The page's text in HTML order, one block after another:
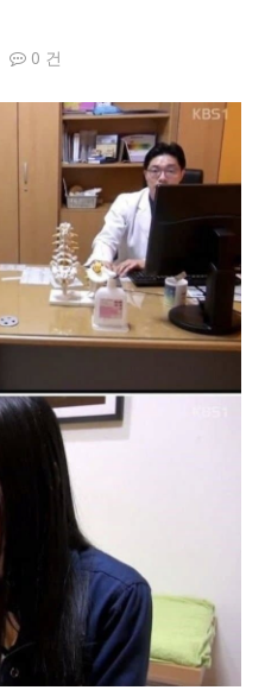
크로 프로그램을 개발해드립
0 건